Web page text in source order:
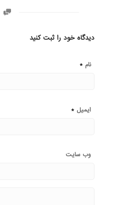
دیدگاه خود را ثبت کنید
نام *
ایمیل *
وب‌ سایت